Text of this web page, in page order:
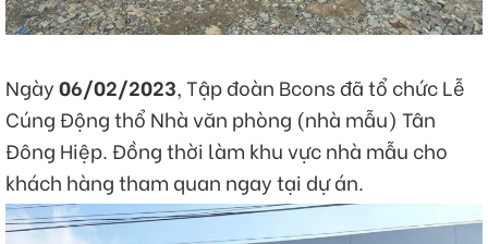
Ngày06/02/2023, Tập đoàn Bcons đã tổ chức Lễ
Cúng Động thổ Nhà văn phòng (nhà mẫu) Tân
Đông Hiệp. Đồng thời làm khu vực nhà mẫu cho
khách hàng tham quan ngay tại dự án.